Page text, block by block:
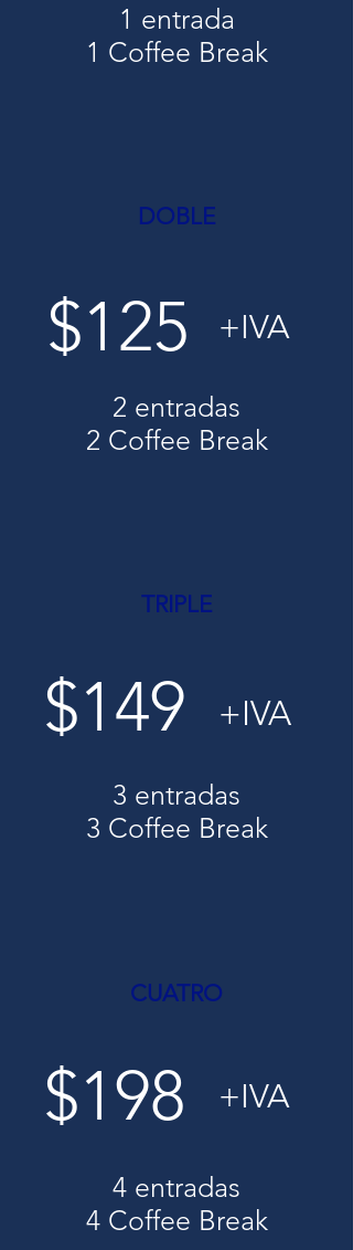
1 entrada
1 Coffee Break
DOBLE
$125 +IVA
2 entradas
2 Coffee Break
TRIPLE
$149 +IVA
3 entradas
3 Coffee Break
CUATRO
$198 +IVA
4 entradas
4 Coffee Break